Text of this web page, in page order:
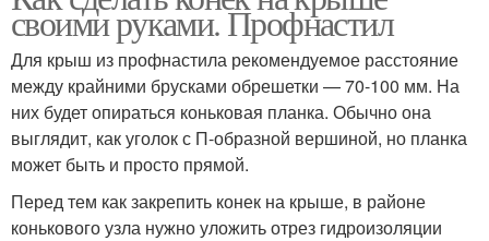
своими руками. Профнастил
Для крыш из профнастила рекомендуемое расстояние
между крайними брусками обрешетки — 70-100 мм. На
них будет опираться коньковая планка. Обычно она
выглядит, как уголок с П-образной вершиной, но планка
может быть и просто прямой.
Перед тем как закрепить конек на крыше, в районе
конькового узла нужно уложить отрез гидроизоляции